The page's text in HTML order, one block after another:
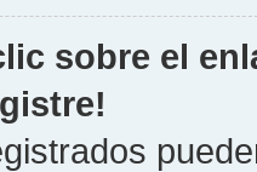
sobre el